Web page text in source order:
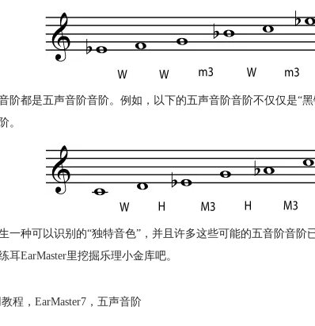
阶都是五声音阶音阶。例如，以下的五声音阶音阶不仅仅是“
。
一种可以识别的“独特音色”，并且许多这些可能的五音阶音阶
耳EarMaster里挖掘乐理小金库吧。
教程 ， EarMaster7 ， 五声音阶